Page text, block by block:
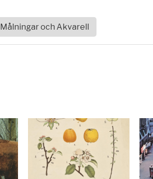
Målningar och Akvarell